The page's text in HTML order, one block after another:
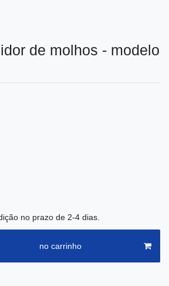
de molhos - modelo
no prazo de 2-4 dias.
no carrinho